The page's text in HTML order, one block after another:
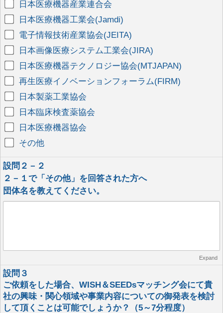
日本医療機器産業連合会
日本医療機器工業会(Jamdi)
電子情報技術産業協会(JEITA)
日本画像医療システム工業会(JIRA)
日本医療機器テクノロジー協会(MTJAPAN)
再生医療イノベーションフォーラム(FIRM)
日本製薬工業協会
日本臨床検査薬協会
日本医療機器協会
その他
設問２－２
２－１で「その他」を回答された方へ
団体名を教えてください。
Expand
設問３
ご依頼をした場合、WISH＆SEEDsマッチング会にて貴
社の興味・関心領域や事業内容についての御発表を検討
して頂くことは可能でしょうか？（5～7分程度）